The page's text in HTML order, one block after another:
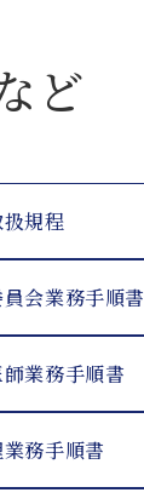
ど
規程
会業務手順書
業務手順書
務手順書